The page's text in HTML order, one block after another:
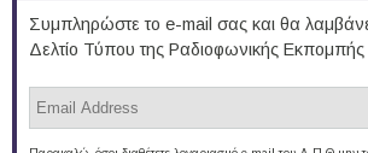
Συμπληρώστε το e-mail σας και θα
Δελτίο Τύπου της Ραδιοφωνικής Εκπομπής